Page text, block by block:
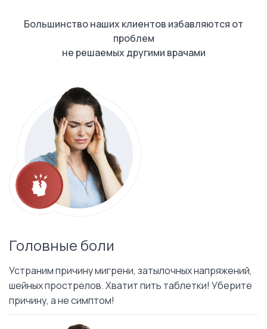
Большинство наших клиентов избавляются от
проблем
не решаемых другими врачами
Головные боли
Устраним причину мигрени, затылочных напряжений,
шейных прострелов. Хватит пить таблетки! Уберите
причину, а не симптом!